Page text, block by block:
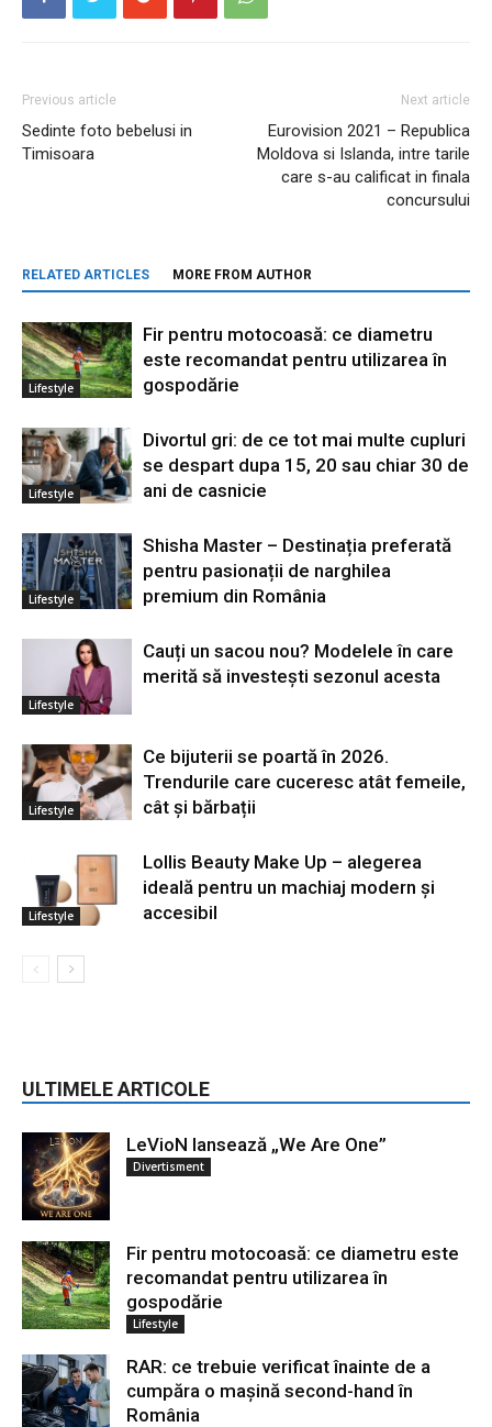
Previous article
Sedinte foto bebelusi in
Timisoara
Next article
Eurovision 2021 – Republica
Moldova si Islanda, intre tarile
care s-au calificat in finala
concursului
RELATED ARTICLES MORE FROM AUTHOR
Lifestyle
Fir pentru motocoasă: ce diametru
este recomandat pentru utilizarea în
gospodărie
Lifestyle
Divortul gri: de ce tot mai multe cupluri
se despart dupa 15, 20 sau chiar 30 de
ani de casnicie
Lifestyle
Shisha Master – Destinația preferată
pentru pasionații de narghilea
premium din România
Lifestyle
Cauți un sacou nou? Modelele în care
merită să investești sezonul acesta
Lifestyle
Ce bijuterii se poartă în 2026.
Trendurile care cuceresc atât femeile,
cât și bărbații
Lifestyle
Lollis Beauty Make Up – alegerea
ideală pentru un machiaj modern și
accesibil
ULTIMELE ARTICOLE
LeVioN lansează „We Are One”
Divertisment
Fir pentru motocoasă: ce diametru este
recomandat pentru utilizarea în
gospodărie
Lifestyle
RAR: ce trebuie verificat înainte de a
cumpăra o mașină second-hand în
România